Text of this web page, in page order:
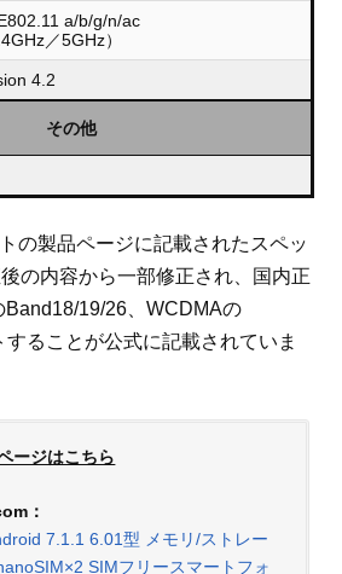
a/b/g/n/ac
／5GHz）
4.2
その他
の製品ページに記載されたスペッ
の内容から一部修正され、国内正
19/26、WCDMAの
ることが公式に記載されていま
ージはこちら
：
7.1.1 6.01型 メモリ/ストレー
SIMフリースマートフォ